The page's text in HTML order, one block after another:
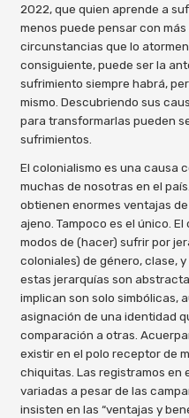
2022, que quien aprende a
menos puede pensar con
circunstancias que lo
consiguiente, puede ser la
sufrimiento siempre habrá,
mismo. Descubriendo sus
para transformarlas pueden
sufrimientos.
El colonialismo es una causa
muchas de nosotras en el
obtienen enormes ventajas
ajeno. Tampoco es el único.
modos de (hacer) sufrir por
coloniales) de género, clase,
estas jerarquías son
implican son solo simbólicas,
asignación de una identidad
comparación a otras.
existir en el polo receptor de
chiquitas. Las registramos en
variadas a pesar de las
insisten en las “ventajas y